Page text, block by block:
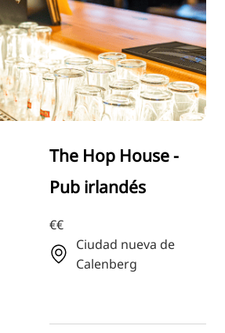
PT
TR
RU
FI
ZH
JA
The Hop House -
Pub irlandés
€€
Ciudad nueva de
Calenberg